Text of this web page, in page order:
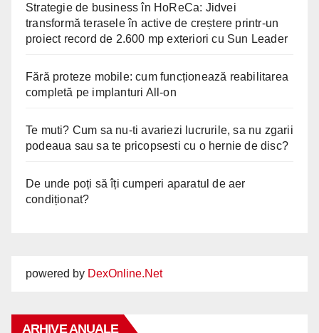
Strategie de business în HoReCa: Jidvei
transformă terasele în active de creștere printr-un
proiect record de 2.600 mp exteriori cu Sun Leader
Fără proteze mobile: cum funcționează reabilitarea
completă pe implanturi All-on
Te muti? Cum sa nu-ti avariezi lucrurile, sa nu zgarii
podeaua sau sa te pricopsesti cu o hernie de disc?
De unde poți să îți cumperi aparatul de aer
condiționat?
powered by DexOnline.Net
ARHIVE ANUALE